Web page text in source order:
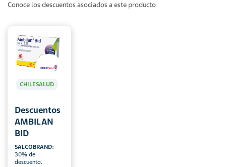
Conoce los descuentos asociados a este producto
CHILESALUD
Descuentos
AMBILAN
BID
SALCOBRAND:
30% de
descuento.